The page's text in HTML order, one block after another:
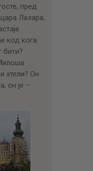
пред
Лазара,
код кога
бити?
хтели? Он
он је –